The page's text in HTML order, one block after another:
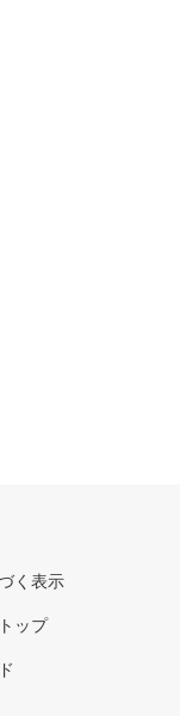
く表示
ップ